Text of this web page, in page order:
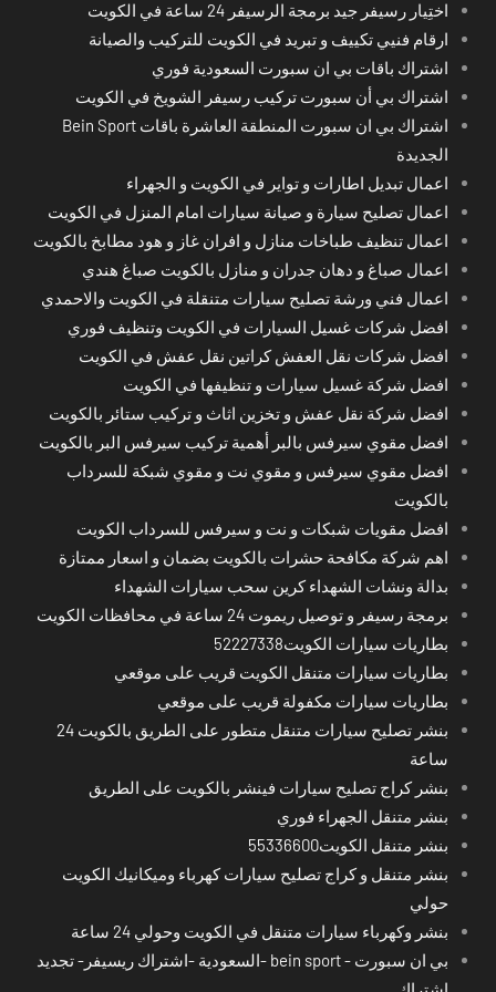
اختِيار رسيفر جيد برمجة الرسيفر 24 ساعة في الكويت
ارقام فنيي تكييف و تبريد في الكويت للتركيب والصيانة
اشتراك باقات بي ان سبورت السعودية فوري
اشتراك بي أن سبورت تركيب رسيفر الشويخ في الكويت
اشتراك بي ان سبورت المنطقة العاشرة باقات Bein Sport
الجديدة
اعمال تبديل اطارات و تواير في الكويت و الجهراء
اعمال تصليح سيارة و صيانة سيارات امام المنزل في الكويت
اعمال تنظيف طباخات منازل و افران غاز و هود مطابخ بالكويت
اعمال صباغ و دهان جدران و منازل بالكويت صباغ هندي
اعمال فني ورشة تصليح سيارات متنقلة في الكويت والاحمدي
افضل شركات غسيل السيارات في الكويت وتنظيف فوري
افضل شركات نقل العفش كراتين نقل عفش في الكويت
افضل شركة غسيل سيارات و تنظيفها في الكويت
افضل شركة نقل عفش و تخزين اثاث و تركيب ستائر بالكويت
افضل مقوي سيرفس بالبر أهمية تركيب سيرفس البر بالكويت
افضل مقوي سيرفس و مقوي نت و مقوي شبكة للسرداب
بالكويت
افضل مقويات شبكات و نت و سيرفس للسرداب الكويت
اهم شركة مكافحة حشرات بالكويت بضمان و اسعار ممتازة
بدالة ونشات الشهداء كرين سحب سيارات الشهداء
برمجة رسيفر و توصيل ريموت 24 ساعة في محافظات الكويت
بطاريات سيارات الكويت52227338
بطاريات سيارات متنقل الكويت قريب على موقعي
بطاريات سيارات مكفولة قريب على موقعي
بنشر تصليح سيارات متنقل متطور على الطريق بالكويت 24
ساعة
بنشر كراج تصليح سيارات فينشر بالكويت على الطريق
بنشر متنقل الجهراء فوري
بنشر متنقل الكويت55336600
بنشر متنقل و كراج تصليح سيارات كهرباء وميكانيك الكويت
حولي
بنشر وكهرباء سيارات متنقل في الكويت وحولي 24 ساعة
بي ان سبورت - bein sport -السعودية -اشتراك ريسيفر- تجديد